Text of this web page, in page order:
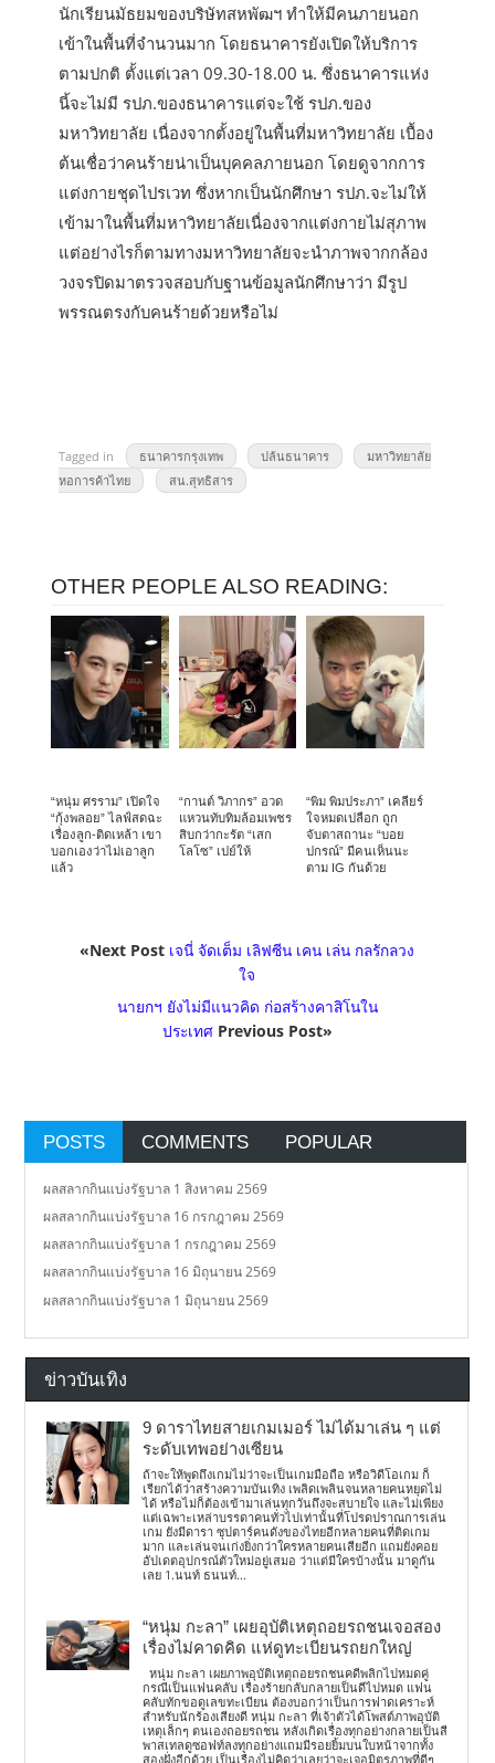
นักเรียนมัธยมของบริษัทสหพัฒฯ ทำให้มีคนภายนอก
เข้าในพื้นที่จำนวนมาก โดยธนาคารยังเปิดให้บริการ
ตามปกติ ตั้งแต่เวลา 09.30-18.00 น. ซึ่งธนาคารแห่ง
นี้จะไม่มี รปภ.ของธนาคารแต่จะใช้ รปภ.ของ
มหาวิทยาลัย เนื่องจากตั้งอยู่ในพื้นที่มหาวิทยาลัย เบื้อง
ต้นเชื่อว่าคนร้ายน่าเป็นบุคคลภายนอก โดยดูจากการ
แต่งกายชุดไปรเวท ซึ่งหากเป็นนักศึกษา รปภ.จะไม่ให้
เข้ามาในพื้นที่มหาวิทยาลัยเนื่องจากแต่งกายไม่สุภาพ
แต่อย่างไรก็ตามทางมหาวิทยาลัยจะนำภาพจากกล้อง
วงจรปิดมาตรวจสอบกับฐานข้อมูลนักศึกษาว่า มีรูป
พรรณตรงกับคนร้ายด้วยหรือไม่
Tagged in ธนาคารกรุงเทพ ปล้นธนาคาร
มหาวิทยาลัย
หอการค้าไทย
สน.สุทธิสาร
OTHER PEOPLE ALSO READING:
“หนุ่ม ศรราม” เปิดใจ
“กุ้งพลอย” ไลฟ์สดฉะ
เรื่องลูก-ติดเหล้า เขา
บอกเองว่าไม่เอาลูก
แล้ว
“กานต์ วิภากร” อวด
แหวนทับทิมล้อมเพชร
สิบกว่ากะรัต “เสก
โลโซ” เปย์ให้
“พิม พิมประภา” เคลียร์
ใจหมดเปลือก ถูก
จับตาสถานะ “บอย
ปกรณ์” มีคนเห็นนะ
ตาม IG กันด้วย
«Next Post เจนี่ จัดเต็ม เลิฟซีน เคน เล่น กลรักลวง
ใจ
นายกฯ ยังไม่มีแนวคิด ก่อสร้างคาสิโนใน
ประเทศPrevious Post»
POSTS COMMENTS POPULAR
ผลสลากกินแบ่งรัฐบาล 1 สิงหาคม 2569
ผลสลากกินแบ่งรัฐบาล 16 กรกฎาคม 2569
ผลสลากกินแบ่งรัฐบาล 1 กรกฎาคม 2569
ผลสลากกินแบ่งรัฐบาล 16 มิถุนายน 2569
ผลสลากกินแบ่งรัฐบาล 1 มิถุนายน 2569
ข่าวบันเทิง
9 ดาราไทยสายเกมเมอร์ ไม่ได้มาเล่น ๆ แต่
ระดับเทพอย่างเซียน
ถ้าจะให้พูดถึงเกมไม่ว่าจะเป็นเกมมือถือ หรือวิดีโอเกม ก็
เรียกได้ว่าสร้างความบันเทิง เพลิดเพลินจนหลายคนหยุดไม่
ได้ หรือไม่ก็ต้องเข้ามาเล่นทุกวันถึงจะสบายใจ และไม่เพียง
แต่เฉพาะเหล่าบรรดาคนทั่วไปเท่านั้นที่โปรดปราณการเล่น
เกม ยังมีดารา ซุปตาร์คนดังของไทยอีกหลายคนที่ติดเกม
มาก และเล่นจนเก่งยิ่งกว่าใครหลายคนเสียอีก แถมยังคอย
อัปเดตอุปกรณ์ตัวใหม่อยู่เสมอ ว่าแต่มีใครบ้างนั้น มาดูกัน
เลย 1.นนท์ ธนนท์...
“หนุ่ม กะลา” เผยอุบัติเหตุถอยรถชนเจอสอง
เรื่องไม่คาดคิด แห่ดูทะเบียนรถยกใหญ่
หนุ่ม กะลา เผยภาพอุบัติเหตุถอยรถชนคดีพลิกไปหมดคู่
กรณีเป็นแฟนคลับ เรื่องร้ายกลับกลายเป็นดีไปหมด แฟน
คลับทักขอดูเลขทะเบียน ต้องบอกว่าเป็นการฟาดเคราะห์
สำหรับนักร้องเสียงดี หนุ่ม กะลา ที่เจ้าตัวได้โพสต์ภาพอุบัติ
เหตุเล็กๆ ตนเองถอยรถชน หลังเกิดเรื่องทุกอย่างกลายเป็นสี
พาสเทลดูซอฟท์ลงทุกอย่างแถมมีรอยยิ้มบนใบหน้าจากทั้ง
สองฝั่งอีกด้วย เป็นเรื่องไม่คิดว่าเลยว่าจะเจอมิตรภาพที่ดีๆ